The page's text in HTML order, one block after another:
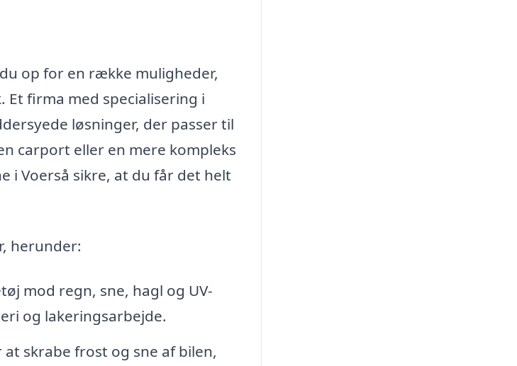
op for en række muligheder,
firma med specialisering i
løsninger, der passer til
carport eller en mere kompleks
i Voerså sikre, at du får det helt
herunder:
mod regn, sne, hagl og UV-
og lakeringsarbejde.
skrabe frost og sne af bilen,